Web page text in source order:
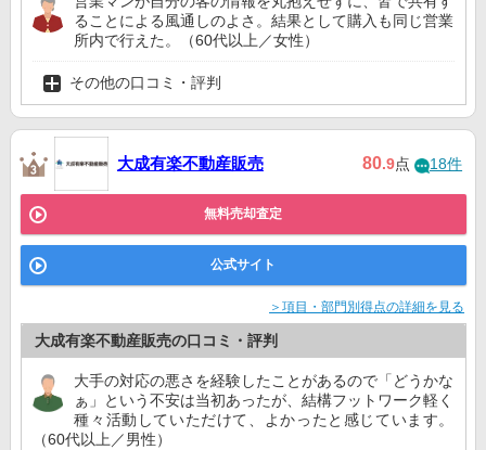
ることによる風通しのよさ。結果として購入も同じ営業
所内で行えた。（60代以上／女性）
その他の口コミ・評判
大成有楽不動産販売 80.9点 18件
無料売却査定
公式サイト
＞項目・部門別得点の詳細を見る
大成有楽不動産販売の口コミ・評判
大手の対応の悪さを経験したことがあるので「どうかな
ぁ」という不安は当初あったが、結構フットワーク軽く
種々活動していただけて、よかったと感じています。
（60代以上／男性）